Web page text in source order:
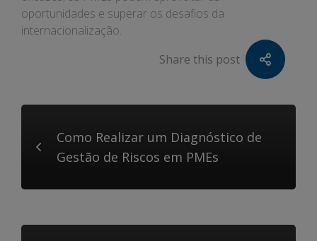
oportunidades e superar os desafios da
internacionalização.
Share this post
Como Realizar um Diagnóstico de
Gestão de Riscos em PMEs